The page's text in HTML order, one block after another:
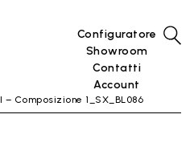
Configuratore
Showroom
Contatti
Account
Composizione 1_SX_BL086